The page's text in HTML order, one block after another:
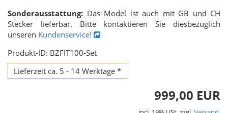
Sonderausstattung: Das Model ist auch mit GB und CH
Stecker lieferbar. Bitte kontaktieren Sie diesbezüglich
unseren Kundenservice!
Produkt-ID: BZFIT100-Set
Lieferzeit ca. 5 - 14 Werktage *
999,00 EUR